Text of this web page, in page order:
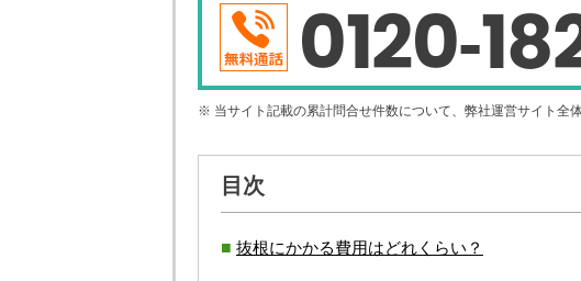
0120-
※ 当サイト記載の累計問合せ件数について、弊社運営サイト全
目次
抜根にかかる費用はどれくらい？